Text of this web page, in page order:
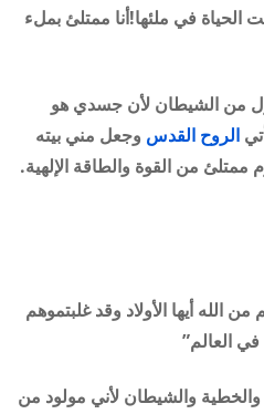
الحياة في ملئها!أنا ممتلئ بملء
من الشيطان لأن جسدي هو
الروح القدس وجعل مني بيته
ممتلئ من القوة والطاقة الإلهية.
من الله أيها الأولاد وقد غلبتموهم
العالم”
والخطية والشيطان لأني مولود من